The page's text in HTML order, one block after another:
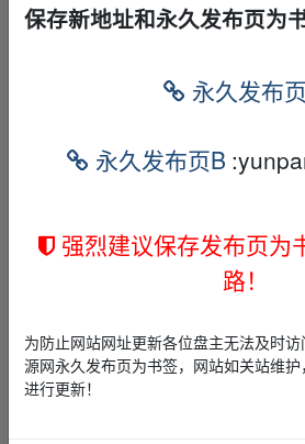
沈宇宙（李圣经 饰）的爸爸
心要向情妇的儿子韩冬辰（
冬辰，就愈发现他令人心疼
本帖含有隐藏内容，请您 回复 后
▪fr om w▂ww.y un▪pan_zi‥yu
保存新地址和永久发布页为书
永久发布
永久发布页B
强烈建议保存发布页为
路！
为防止网站网址更新各位盘主无法及时
源网永久发布页为书签，网站如关站维
进行更新！